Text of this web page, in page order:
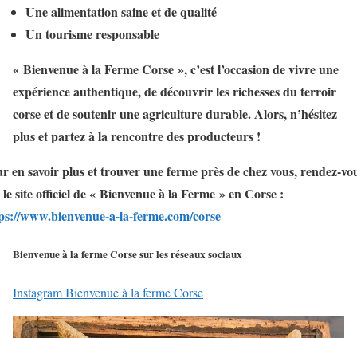
Une alimentation saine et de qualité
Un tourisme responsable
« Bienvenue à la Ferme Corse », c’est l’occasion de vivre une
expérience authentique, de découvrir les richesses du terroir
corse et de soutenir une agriculture durable. Alors, n’hésitez
plus et partez à la rencontre des producteurs !
en savoir plus et trouver une ferme près de chez vous, rendez-
site officiel de « Bienvenue à la Ferme » en Corse :
www.bienvenue-a-la-ferme.com/corse
Bienvenue à la ferme Corse sur les réseaux sociaux
Instagram Bienvenue à la ferme Corse